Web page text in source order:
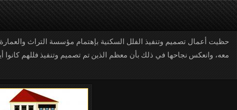
حظيت أعمال تصميم وتنفيذ الفلل السكنية بإهتمام مؤسسة التراث
معه، وانعكس نجاحها في ذلك بأن معظم الذين تم تصميم وتنفيذ فللهم